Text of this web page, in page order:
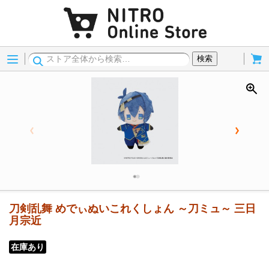
Menu
検索
刀剣乱舞 めでぃぬいこれくしょん ～刀ミュ～ 三日
月宗近
在庫あり